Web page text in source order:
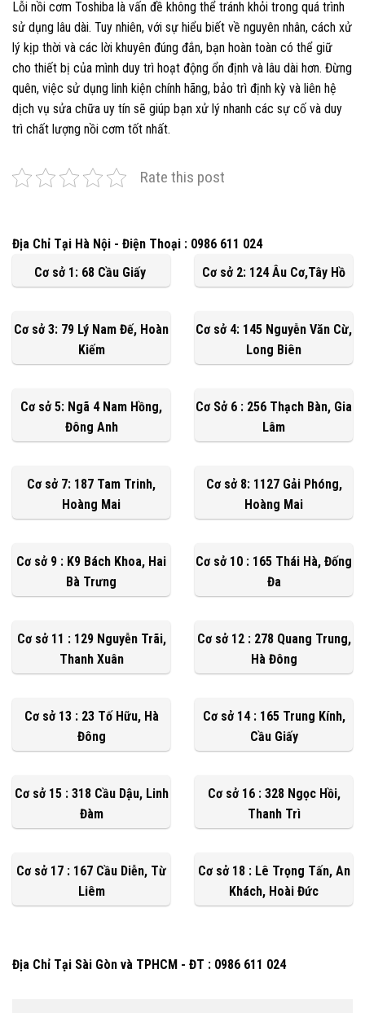
Lỗi nồi cơm Toshiba là vấn đề không thể tránh khỏi trong quá trình
sử dụng lâu dài. Tuy nhiên, với sự hiểu biết về nguyên nhân, cách xử
lý kịp thời và các lời khuyên đúng đắn, bạn hoàn toàn có thể giữ
cho thiết bị của mình duy trì hoạt động ổn định và lâu dài hơn. Đừng
quên, việc sử dụng linh kiện chính hãng, bảo trì định kỳ và liên hệ
dịch vụ sửa chữa uy tín sẽ giúp bạn xử lý nhanh các sự cố và duy
trì chất lượng nồi cơm tốt nhất.
Rate this post
Địa Chỉ Tại Hà Nội - Điện Thoại : 0986 611 024
Cơ sở 1: 68 Cầu Giấy
Cơ sở 2: 124 Âu Cơ,Tây Hồ
Cơ sở 3: 79 Lý Nam Đế, Hoàn
Kiếm
Cơ sở 4: 145 Nguyễn Văn Cừ,
Long Biên
Cơ sở 5: Ngã 4 Nam Hồng,
Đông Anh
Cơ Sở 6 : 256 Thạch Bàn, Gia
Lâm
Cơ sở 7: 187 Tam Trinh,
Hoàng Mai
Cơ sở 8: 1127 Gải Phóng,
Hoàng Mai
Cơ sở 9 : K9 Bách Khoa, Hai
Bà Trưng
Cơ sở 10 : 165 Thái Hà, Đống
Đa
Cơ sở 11 : 129 Nguyễn Trãi,
Thanh Xuân
Cơ sở 12 : 278 Quang Trung,
Hà Đông
Cơ sở 13 : 23 Tố Hữu, Hà
Đông
Cơ sở 14 : 165 Trung Kính,
Cầu Giấy
Cơ sở 15 : 318 Cầu Dậu, Linh
Đàm
Cơ sở 16 : 328 Ngọc Hồi,
Thanh Trì
Cơ sở 17 : 167 Cầu Diễn, Từ
Liêm
Cơ sở 18 : Lê Trọng Tấn, An
Khách, Hoài Đức
Địa Chỉ Tại Sài Gòn và TPHCM - ĐT : 0986 611 024